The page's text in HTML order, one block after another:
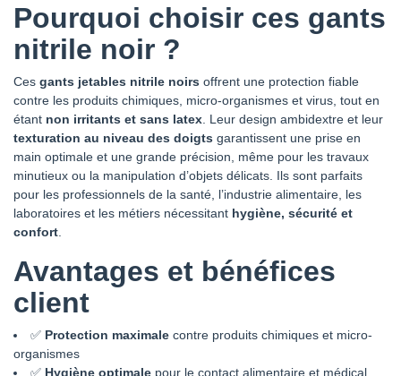
Pourquoi choisir ces gants
nitrile noir ?
Ces gants jetables nitrile noirs offrent une protection fiable
contre les produits chimiques, micro-organismes et virus, tout en
étant non irritants et sans latex . Leur design ambidextre et leur
texturation au niveau des doigts garantissent une prise en
main optimale et une grande précision, même pour les travaux
minutieux ou la manipulation d’objets délicats. Ils sont parfaits
pour les professionnels de la santé, l’industrie alimentaire, les
laboratoires et les métiers nécessitant hygiène, sécurité et
confort
Avantages et bénéfices
client
✅ Protection maximale contre produits chimiques et micro-
organismes
✅ Hygiène optimale pour le contact alimentaire et médical